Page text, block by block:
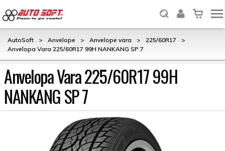
AutoSoft > Anvelope > Anvelope vara > 225/60R17
>
Anvelopa Vara 225/60R17 99H NANKANG SP 7
Anvelopa Vara 225/60R17 99H
NANKANG SP 7